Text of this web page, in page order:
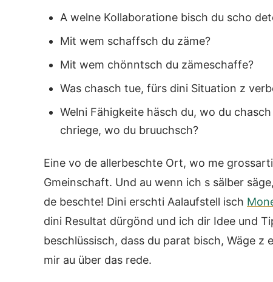
A welne Kollaboratione bisch du scho
Mit wem schaffsch du zäme?
Mit wem chönntsch du zämeschaffe?
Was chasch tue, fürs dini Situation z
Welni Fähigkeite häsch du, wo du
chriege, wo du bruuchsch?
Eine vo de allerbeschte Ort, wo me
Gmeinschaft. Und au wenn ich s sälber
de beschte! Dini erschti Aalaufstell isch
dini Resultat dürgönd und ich dir Idee und
beschlüssisch, dass du parat bisch, Wäge
mir au über das rede.